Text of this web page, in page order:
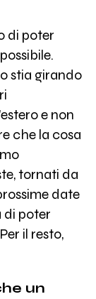
di poter
stia girando
e non
che la cosa
tornati da
date
di poter
il resto,
un